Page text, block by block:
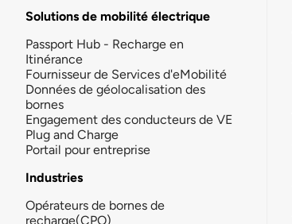
Solutions de mobilité électrique
Passport Hub - Recharge en
Itinérance
Fournisseur de Services d'eMobilité
Données de géolocalisation des
bornes
Engagement des conducteurs de VE
Plug and Charge
Portail pour entreprise
Industries
Opérateurs de bornes de
recharge(CPO)